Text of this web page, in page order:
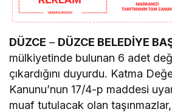
DÜZCE – DÜZCE BELEDİYE
mülkiyetinde bulunan 6 adet
çıkardığını duyurdu. Katma
Kanunu’nun 17/4-p maddesi
muaf tutulacak olan taşınmazlar,